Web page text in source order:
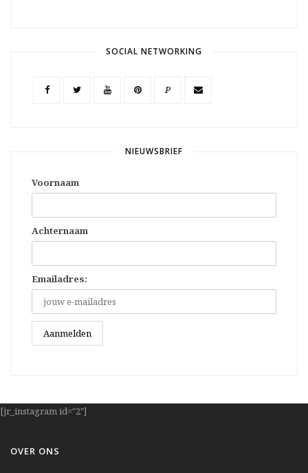
SOCIAL NETWORKING
P
NIEUWSBRIEF
Voornaam
Achternaam
Emailadres:
[jr_instagram id="2"]
OVER ONS